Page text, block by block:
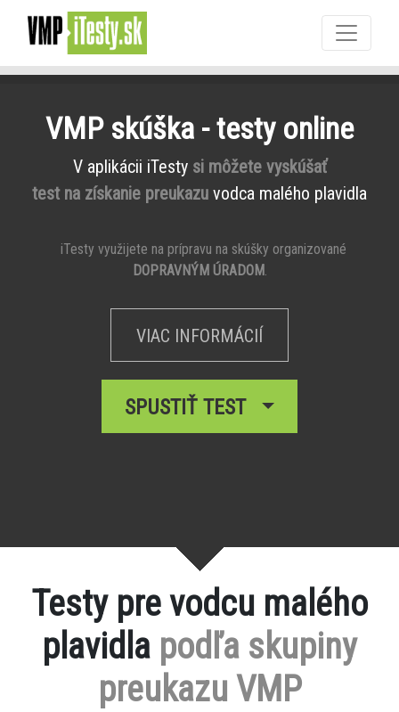
VMP skúška - testy online
V aplikácii iTesty si môžete vyskúšať
test na získanie preukazu vodca malého plavidla
iTesty využijete na prípravu na skúšky organizované
DOPRAVNÝM ÚRADOM.
VIAC INFORMÁCIÍ
SPUSTIŤ TEST
Testy pre vodcu malého
plavidla podľa skupiny
preukazu VMP